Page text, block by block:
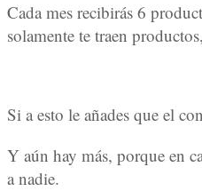
Cada mes recibirás 6
solamente te traen
Si a esto le añades que el
Y aún hay más, porque en
a nadie.